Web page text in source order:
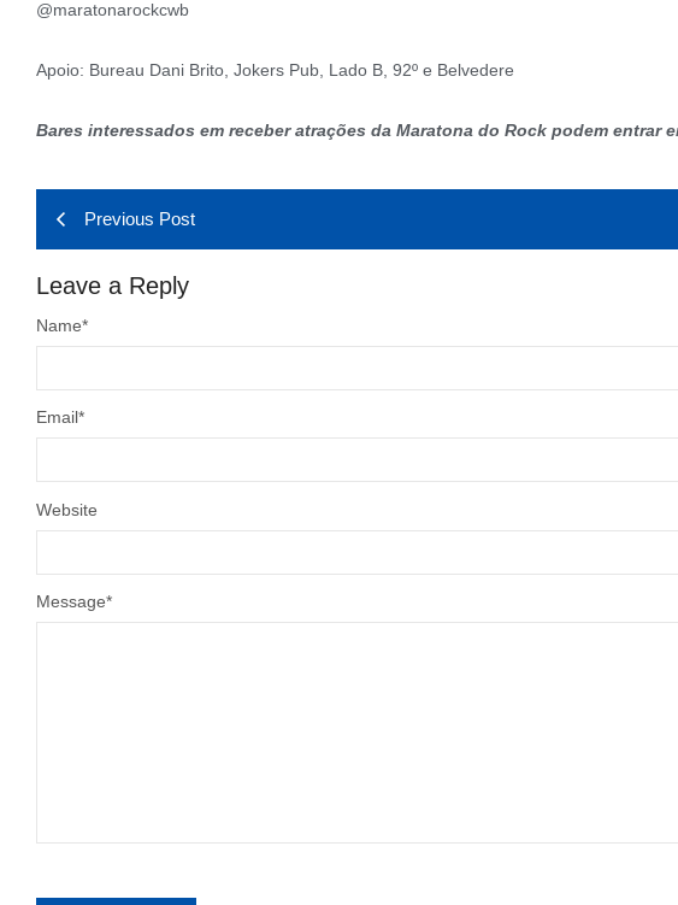
@maratonarockcwb
Apoio: Bureau Dani Brito, Jokers Pub, Lado B, 92º e Belvedere
Bares interessados em receber atrações da Maratona do Rock podem entrar
Previous Post
Leave a Reply
Message*
Name*
Email*
Website